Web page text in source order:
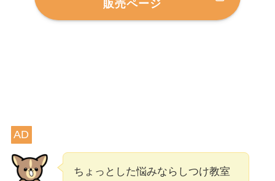
販売ページ
AD
ちょっとした悩みならしつけ教室